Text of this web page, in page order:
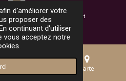
d’améliorer votre
proposer des
continuant d'utiliser
vous acceptez notre
Monthéty - Pontault Combault
Téléphone Carte